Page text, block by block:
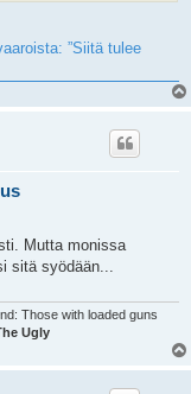
”Siitä tulee
Mutta monissa
sitä syödään...
Those with loaded guns
Ugly